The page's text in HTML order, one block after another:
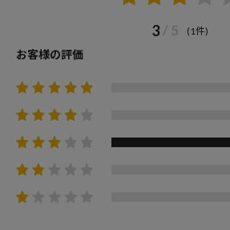
3 / 5 (1件)
お客様の評価